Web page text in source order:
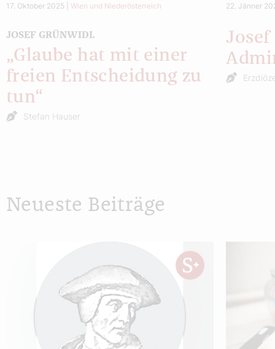
17. Oktober 2025 Wien und Niederösterreich
JOSEF GRÜNWIDL
„Glaube hat mit einer
freien Entscheidung zu
tun“
Stefan Hauser
22. Jänner
Neueste Beiträge